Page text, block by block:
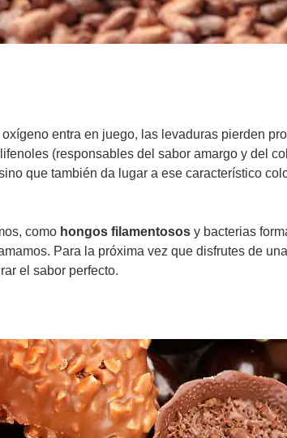
entra en juego, las levaduras pierden
(responsables del sabor amargo y del
que también da lugar a ese característico
como hongos filamentosos y bacterias
Para la próxima vez que disfrutes de
el sabor perfecto.